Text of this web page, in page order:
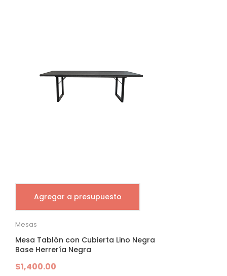
Agregar a presupuesto
Mesas
Mesa Tablón con Cubierta Lino Negra
Base Herrería Negra
$1,400.00